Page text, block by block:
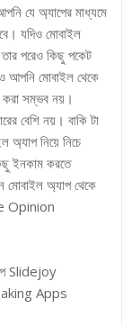
যে অ্যাপের মাধ্যমে
যদিও মোবাইল
পরেও কিছু পকেট
আপনি মোবাইল থেকে
সম্ভব নয়।
বেশি নয়। বাকি টা
অ্যাপ নিয়ে নিচে
ইনকাম করতে
মোবাইল অ্যাপ থেকে
Opinion
Slidejoy
Apps